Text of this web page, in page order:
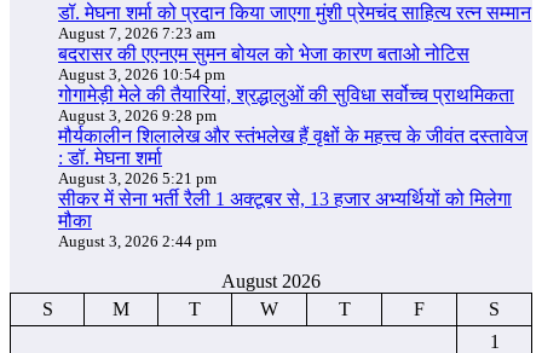
डॉ. मेघना शर्मा को प्रदान किया जाएगा मुंशी प्रेमचंद साहित्य रत्न सम्‍मान
August 7, 2026 7:23 am
बदरासर की एएनएम सुमन बोयल को भेजा कारण बताओ नोटिस
August 3, 2026 10:54 pm
गोगामेड़ी मेले की तैयारियां, श्रद्धालुओं की सुविधा सर्वोच्च प्राथमिकता
August 3, 2026 9:28 pm
मौर्यकालीन शिलालेख और स्तंभलेख हैं वृक्षों के महत्त्व के जीवंत दस्तावेज
: डॉ. मेघना शर्मा
August 3, 2026 5:21 pm
सीकर में सेना भर्ती रैली 1 अक्टूबर से, 13 हजार अभ्यर्थियों को मिलेगा
मौका
August 3, 2026 2:44 pm
August 2026
S
M T W T F
S
1